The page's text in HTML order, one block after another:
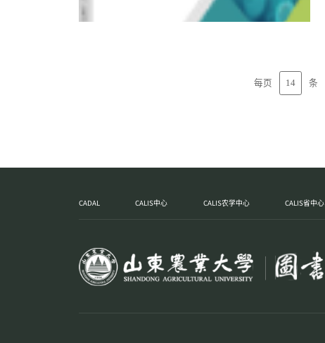
每页 14 条
CADAL CALIS中心 CALIS农学中心 CALIS省中心